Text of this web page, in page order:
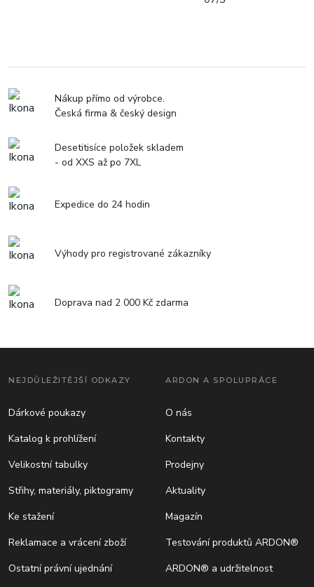
Nákup přímo od výrobce.
Česká firma & český design
Desetitisíce položek skladem
- od XXS až po 7XL
Expedice do 24 hodin
Výhody pro registrované zákazníky
Doprava nad 2 000 Kč zdarma
NEJDŮLEŽITĚJŠÍ ODKAZY
Dárkové poukazy
Katalog k prohlížení
Velikostní tabulky
Střihy, materiály, piktogramy
Ke stažení
Reklamace a vrácení zboží
Ostatní právní ujednání
ARDON A SPOLUPRÁCE
O nás
Kontakty
Prodejny
Aktuality
Magazín
Testování produktů ARDON®
ARDON® a udržitelnost